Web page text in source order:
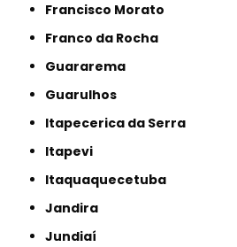
Francisco Morato
Franco da Rocha
Guararema
Guarulhos
Itapecerica da Serra
Itapevi
Itaquaquecetuba
Jandira
Jundiaí